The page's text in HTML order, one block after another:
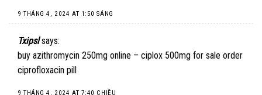
9 THÁNG 4, 2024 AT 1:50 SÁNG
Txipsl says:
buy azithromycin 250mg online – ciplox 500mg for sale order
ciprofloxacin pill
9 THÁNG 4, 2024 AT 7:40 CHIỀU